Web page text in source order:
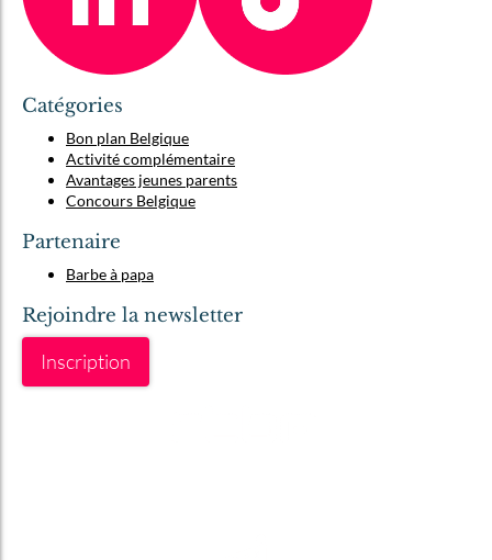
Catégories
Bon plan Belgique
Activité complémentaire
Avantages jeunes parents
Concours Belgique
Partenaire
Barbe à papa
Rejoindre la newsletter
Inscription